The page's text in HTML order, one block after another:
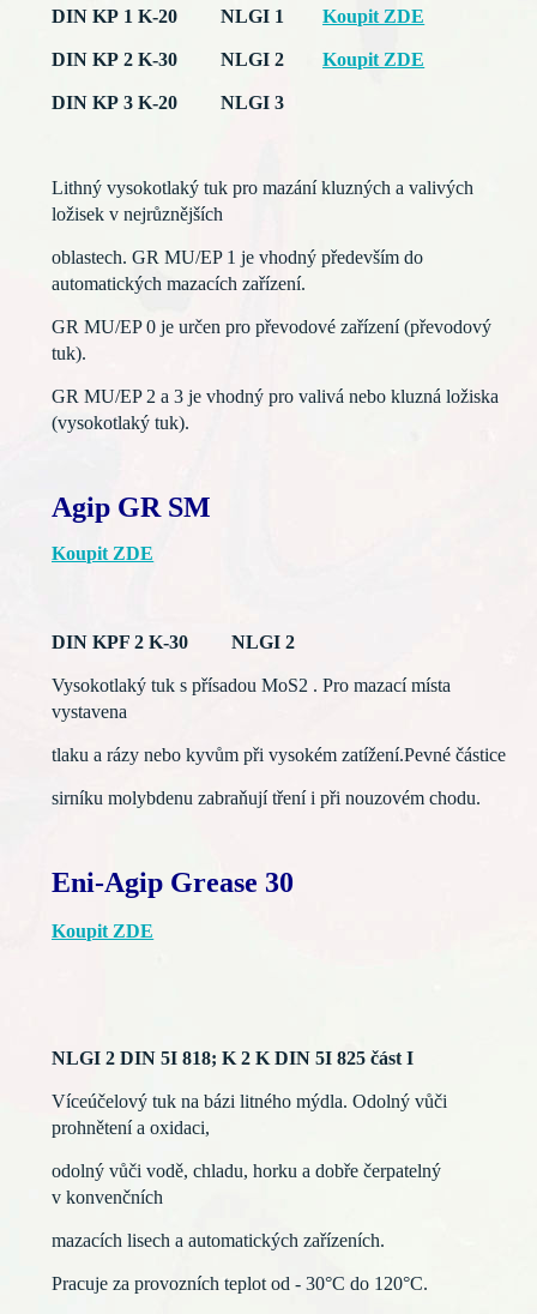
DIN KP 1 K-20 NLGI 1Koupit ZDE
DIN KP 2 K-30 NLGI 2Koupit ZDE
DIN KP 3 K-20 NLGI 3
Lithný vysokotlaký tuk pro mazání kluznýcha valivých
ložisek v nejrůznějších
oblastech. GR MU/EP 1 je vhodný především do
automatických mazacích zařízení.
GR MU/EP 0 je určen pro převodové zařízení (převodový
tuk).
GR MU/EP 2 a 3 je vhodný pro valivá nebo kluzná ložiska
(vysokotlaký tuk).
Agip GR SM
Koupit ZDE
DIN KPF 2 K-30 NLGI 2
Vysokotlaký tuk s přísadou MoS2 . Pro mazací místa
vystavena
tlaku a rázy nebo kyvům při vysokém zatížení.Pevné částice
sirníku molybdenu zabraňují tření i při nouzovém chodu.
Eni-Agip Grease 30
Koupit ZDE
NLGI 2 DIN 5I 818; K 2 K DIN 5I 825 část I
Víceúčelový tuk na bázi litného mýdla. Odolný vůči
prohnětení a oxidaci,
odolný vůči vodě, chladu, horku a dobře čerpatelný
v konvenčních
mazacích lisech a automatických zařízeních.
Pracuje za provozních teplot od - 30°C do 120°C.